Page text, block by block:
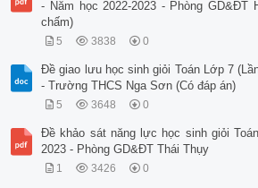
- Năm học 2022-2023 - Phòng GD&ĐT
chấm)
5 3838 0
Đề giao lưu học sinh giỏi Toán Lớp 7
- Trường THCS Nga Sơn (Có đáp án)
5 3648 0
Đề khảo sát năng lực học sinh giỏi
2023 - Phòng GD&ĐT Thái Thụy
1 3426 0